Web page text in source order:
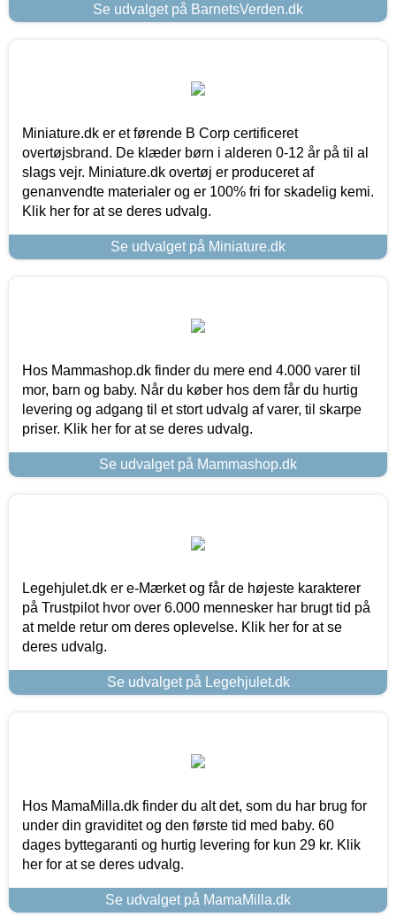
Se udvalget på BarnetsVerden.dk
Miniature.dk er et førende B Corp certificeret
overtøjsbrand. De klæder børn i alderen 0-12 år på til al
slags vejr. Miniature.dk overtøj er produceret af
genanvendte materialer og er 100% fri for skadelig kemi.
Klik her for at se deres udvalg.
Se udvalget på Miniature.dk
Hos Mammashop.dk finder du mere end 4.000 varer til
mor, barn og baby. Når du køber hos dem får du hurtig
levering og adgang til et stort udvalg af varer, til skarpe
priser. Klik her for at se deres udvalg.
Se udvalget på Mammashop.dk
Legehjulet.dk er e-Mærket og får de højeste karakterer
på Trustpilot hvor over 6.000 mennesker har brugt tid på
at melde retur om deres oplevelse. Klik her for at se
deres udvalg.
Se udvalget på Legehjulet.dk
Hos MamaMilla.dk finder du alt det, som du har brug for
under din graviditet og den første tid med baby. 60
dages byttegaranti og hurtig levering for kun 29 kr. Klik
her for at se deres udvalg.
Se udvalget på MamaMilla.dk